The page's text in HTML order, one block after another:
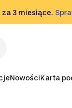
za 3 miesiące.
NowościKarta